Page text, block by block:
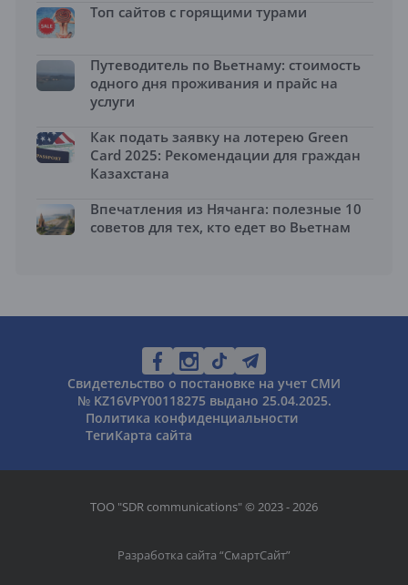
Топ сайтов с горящими турами
Путеводитель по Вьетнаму: стоимость
одного дня проживания и прайс на
услуги
Как подать заявку на лотерею Green
Card 2025: Рекомендации для граждан
Казахстана
Впечатления из Нячанга: полезные 10
советов для тех, кто едет во Вьетнам
Свидетельство о постановке на учет СМИ
№ KZ16VPY00118275 выдано 25.04.2025.
Политика конфиденциальности
ТегиКарта сайта
ТОО "SDR communications" © 2023 - 2026
Разработка сайта “СмартСайт”